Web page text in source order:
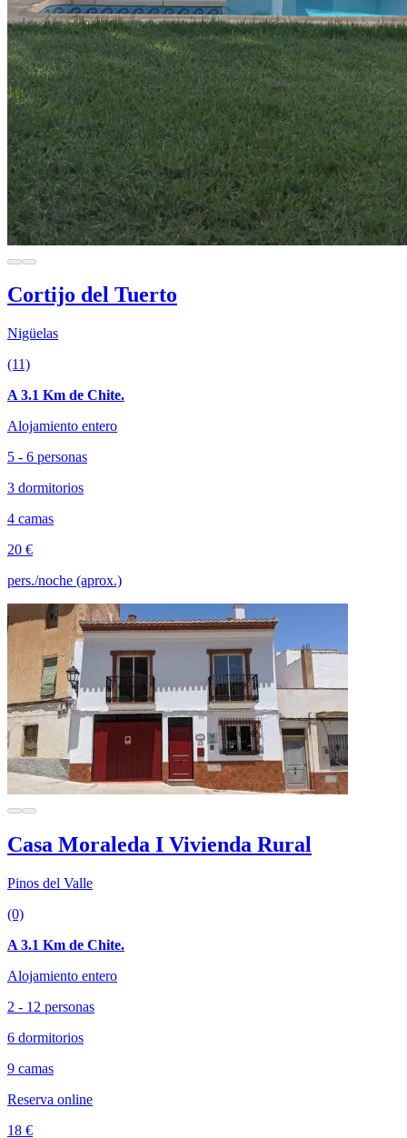
Cortijo del Tuerto
Nigüelas
(11)
A 3.1 Km de Chite.
Alojamiento entero
5 - 6 personas
3 dormitorios
4 camas
20 €
pers./noche (aprox.)
Casa Moraleda I Vivienda Rural
Pinos del Valle
(0)
A 3.1 Km de Chite.
Alojamiento entero
2 - 12 personas
6 dormitorios
9 camas
Reserva online
18 €